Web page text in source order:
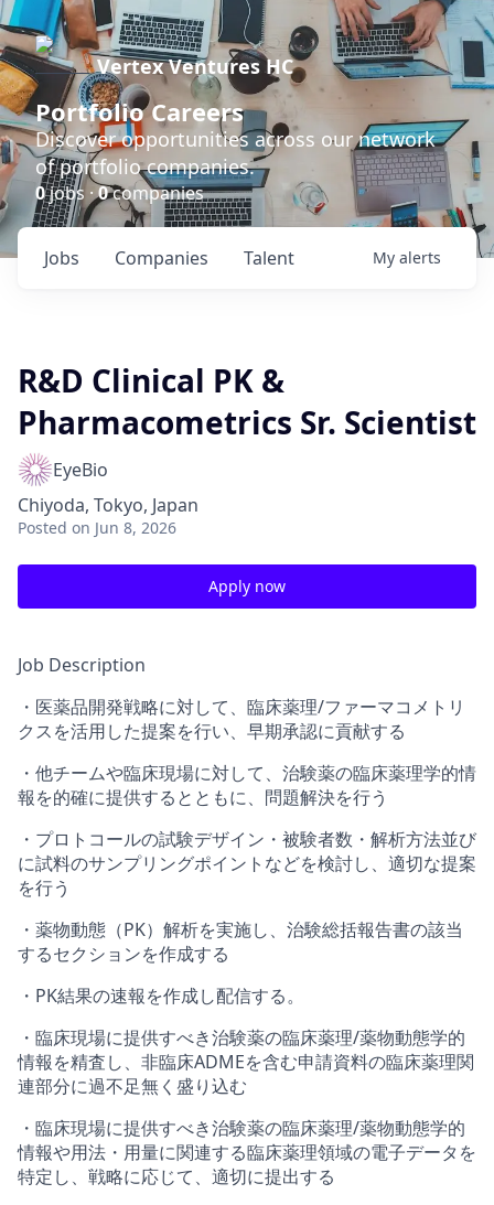
Vertex Ventures HC
Portfolio Careers
Discover opportunities across our network
of portfolio companies.
0jobs ·0companies
Jobs Companies Talent My alerts
R&D Clinical PK &
Pharmacometrics Sr. Scientist
EyeBio
Chiyoda, Tokyo, Japan
Posted on Jun 8, 2026
Apply now
Job Description
・医薬品開発戦略に対して、臨床薬理/ファーマコメトリ
クスを活用した提案を行い、早期承認に貢献する
・他チームや臨床現場に対して、治験薬の臨床薬理学的情
報を的確に提供するとともに、問題解決を行う
・プロトコールの試験デザイン・被験者数・解析方法並び
に試料のサンプリングポイントなどを検討し、適切な提案
を行う
・薬物動態（PK）解析を実施し、治験総括報告書の該当
するセクションを作成する
・PK結果の速報を作成し配信する。
・臨床現場に提供すべき治験薬の臨床薬理/薬物動態学的
情報を精査し、非臨床ADMEを含む申請資料の臨床薬理関
連部分に過不足無く盛り込む
・臨床現場に提供すべき治験薬の臨床薬理/薬物動態学的
情報や用法・用量に関連する臨床薬理領域の電子データを
特定し、戦略に応じて、適切に提出する